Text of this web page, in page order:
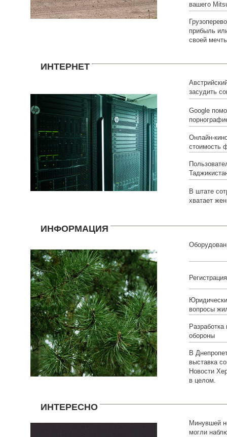
вашего
прибыль
своей
ИНТЕРНЕТ
засудить
Google
Онлайн-
стоимость
В штате
хватает
ИНФОРМАЦИЯ
вопросы
обороны
В
выставка
Новости
в целом.
ИНТЕРЕСНО
Минувшей
могли